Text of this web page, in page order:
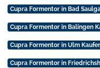
Cupra Formentor in Bad
Cupra Formentor in Balingen
Cupra Formentor in Ulm
Cupra Formentor in